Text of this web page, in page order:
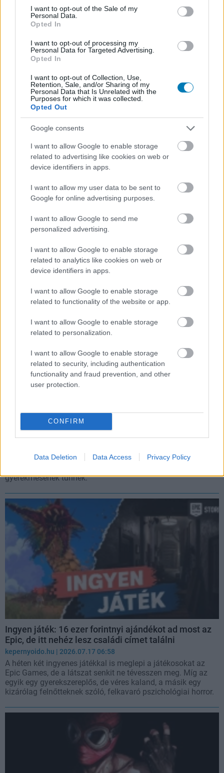
consent section.
I want to opt-out of the Sale of my
Personal Data.
Opted In
I want to opt-out of processing my
Personal Data for Targeted Advertising.
Opted In
I want to opt-out of Collection, Use,
Retention, Sale, and/or Sharing of my
Personal Data that Is Unrelated with the
Purposes for which it was collected.
Opted Out
Google consents
I want to allow Google to enable storage
related to advertising like cookies on web or
device identifiers in apps.
I want to allow my user data to be sent to
Google for online advertising purposes.
I want to allow Google to send me
personalized advertising.
I want to allow Google to enable storage
related to analytics like cookies on web or
device identifiers in apps.
I want to allow Google to enable storage
related to functionality of the website or app.
I want to allow Google to enable storage
related to personalization.
I want to allow Google to enable storage
related to security, including authentication
functionality and fraud prevention, and other
user protection.
CONFIRM
Data Deletion Data Access Privacy Policy
mint reméltük
| 2026.07.23 07:15
nyerte el mindenki tetszését.
Befutott a Clayface első hivatalos trailere, ilyen lesz
| 2026.07.22 18:20
Batman egyik kevésbé ismert ellenfele egészen
hátborzongató eredettörténetet kap, amely távolról sem tűnik
| 2026.07.21 09:40
gyerekmesének tűnnek.
Ingyen játék: 16 ezer forintnyi ajándékot ad most az
Epic, de itt nehéz lesz családi címet találni
kepernyoido.hu | 2026.07.17 06:58
A héten két ingyenes játékkal is meglepi a játékosokat az
Epic Games, de a látszat senkit ne tévesszen meg. Míg az
egyik egy gyerekszereplős, de véres kaland, a másik egy
kizárólag felnőtteknek szóló, felkavaró pszichológiai horror.